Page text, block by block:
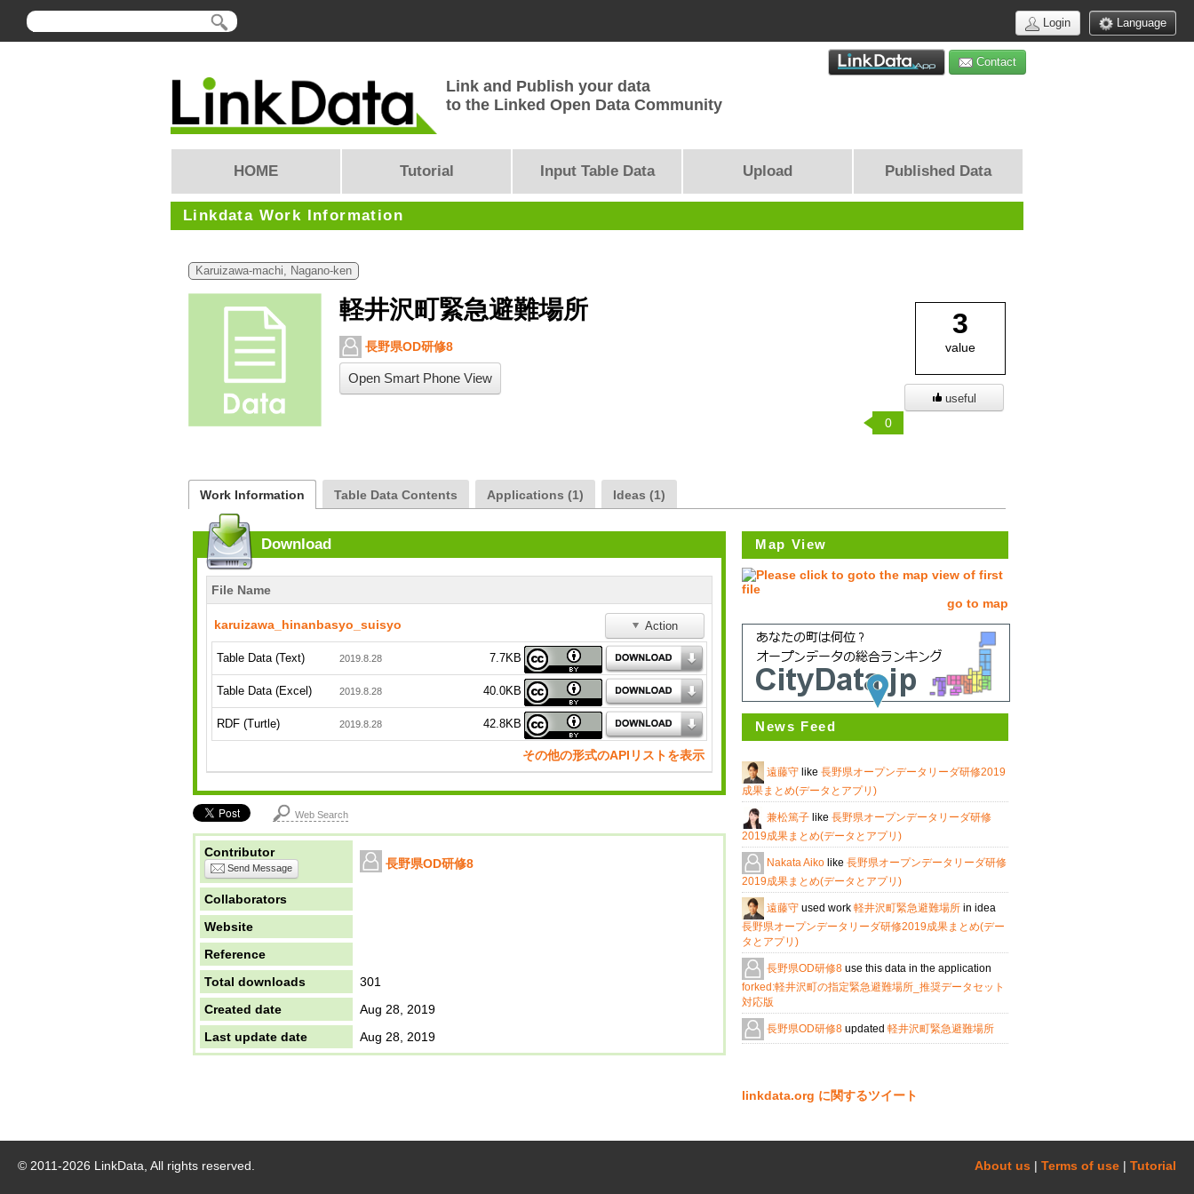
Language
Login
Contact
Link and Publish your data
to the Linked Open Data Community
HOME Tutorial Input Table Data Upload Published Data
Linkdata Work Information
Karuizawa-machi, Nagano-ken
軽井沢町緊急避難場所
長野県OD研修8
Open Smart Phone View
3
value
useful
0
Work Information Table Data Contents Applications (1) Ideas (1)
Download
File Name
karuizawa_hinanbasyo_suisyo Action
Table Data (Text) 2019.8.28 7.7KB
Table Data (Excel) 2019.8.28 40.0KB
RDF (Turtle) 2019.8.28 42.8KB
その他の形式のAPIリストを表示
Web Search
Contributor
Send Message 長野県OD研修8
Collaborators
Website
Reference
Total downloads
301
Created date
Aug 28, 2019
Last update date
Aug 28, 2019
Map View
go to map
News Feed
遠藤守 like 長野県オープンデータリーダ研修2019
成果まとめ(データとアプリ)
兼松篤子 like 長野県オープンデータリーダ研修
2019成果まとめ(データとアプリ)
Nakata Aiko like 長野県オープンデータリーダ研修
2019成果まとめ(データとアプリ)
遠藤守 used work 軽井沢町緊急避難場所 in idea
長野県オープンデータリーダ研修2019成果まとめ(デー
タとアプリ)
長野県OD研修8 use this data in the application
forked:軽井沢町の指定緊急避難場所_推奨データセット
対応版
長野県OD研修8 updated 軽井沢町緊急避難場所
linkdata.org に関するツイート
© 2011-2026 LinkData, All rights reserved. About us | Terms of use | Tutorial